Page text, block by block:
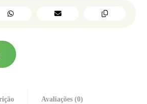
Avaliações (0)